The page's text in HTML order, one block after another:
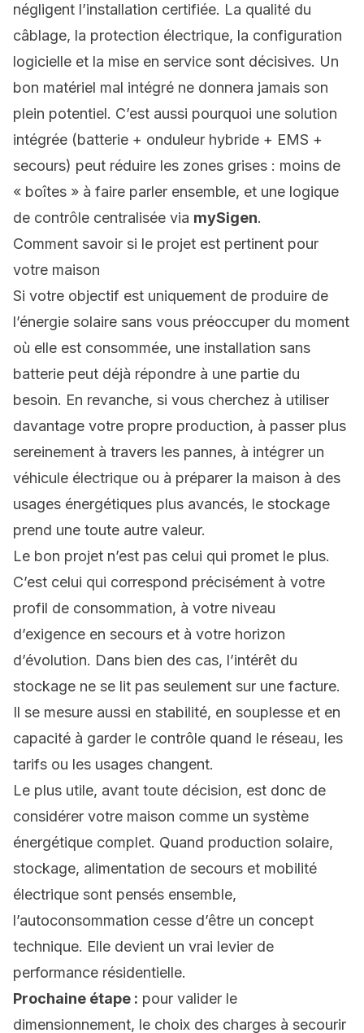
négligent l’installation certifiée. La qualité du
câblage, la protection électrique, la configuration
logicielle et la mise en service sont décisives. Un
bon matériel mal intégré ne donnera jamais son
plein potentiel. C’est aussi pourquoi une solution
intégrée (batterie + onduleur hybride + EMS +
secours) peut réduire les zones grises : moins de
« boîtes » à faire parler ensemble, et une logique
de contrôle centralisée via mySigen.
Comment savoir si le projet est pertinent pour
votre maison
Si votre objectif est uniquement de produire de
l’énergie solaire sans vous préoccuper du moment
où elle est consommée, une installation sans
batterie peut déjà répondre à une partie du
besoin. En revanche, si vous cherchez à utiliser
davantage votre propre production, à passer plus
sereinement à travers les pannes, à intégrer un
véhicule électrique ou à préparer la maison à des
usages énergétiques plus avancés, le stockage
prend une toute autre valeur.
Le bon projet n’est pas celui qui promet le plus.
C’est celui qui correspond précisément à votre
profil de consommation, à votre niveau
d’exigence en secours et à votre horizon
d’évolution. Dans bien des cas, l’intérêt du
stockage ne se lit pas seulement sur une facture.
Il se mesure aussi en stabilité, en souplesse et en
capacité à garder le contrôle quand le réseau, les
tarifs ou les usages changent.
Le plus utile, avant toute décision, est donc de
considérer votre maison comme un système
énergétique complet. Quand production solaire,
stockage, alimentation de secours et mobilité
électrique sont pensés ensemble,
l’autoconsommation cesse d’être un concept
technique. Elle devient un vrai levier de
performance résidentielle.
Prochaine étape : pour valider le
dimensionnement, le choix des charges à secourir